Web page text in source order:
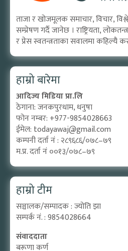
ताजा र खोजमूलक समाचार, विचार,
सम्प्रेषण गर्दै जानेछ । राष्ट्रियता,
र प्रेस स्वतन्त्रताका सवालमा कहिल्यै
हाम्रो बारेमा
आदिज्य मिडिया प्रा.लि
ठेगाना: जनकपुरधाम, धनुषा
फोन नम्बर: +977-9854028663
ईमेल: todayawaj@gmail.com
कम्पनी दर्ता नं : २८९६८६/०७८–७९
म.प्र. दर्ता नं ००१३/०७८–७९
हाम्रो टीम
सञ्चालक/सम्पादक : ज्योति झा
सम्पर्क नं. : 9854028664
संवाददाता
बरूणा कर्ण